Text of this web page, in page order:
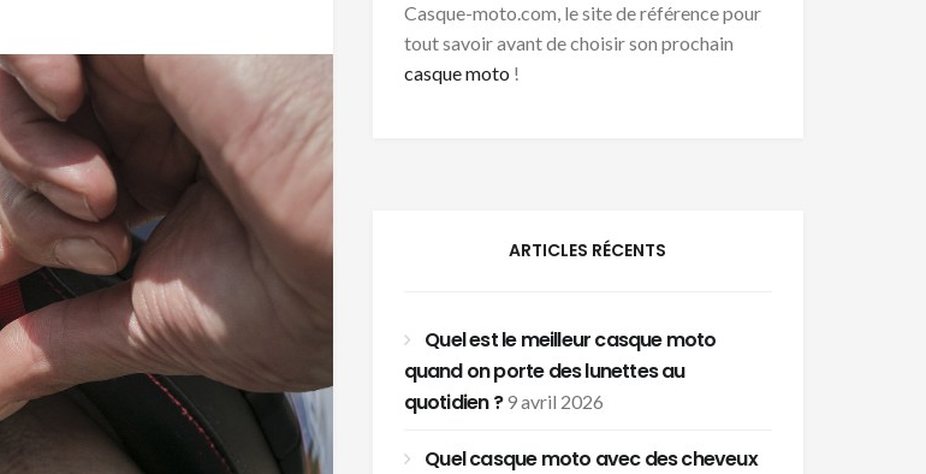
Casque-moto.com, le site de référence pour
tout savoir avant de choisir son prochain
casque moto !
ARTICLES RÉCENTS
Quel est le meilleur casque moto
quand on porte des lunettes au
quotidien ? 9 avril 2026
Quel casque moto avec des cheveux